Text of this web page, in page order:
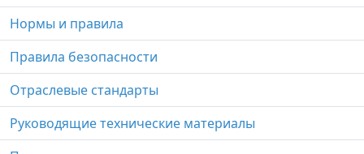
Нормы и правила
Правила безопасности
Отраслевые стандарты
Руководящие технические материалы